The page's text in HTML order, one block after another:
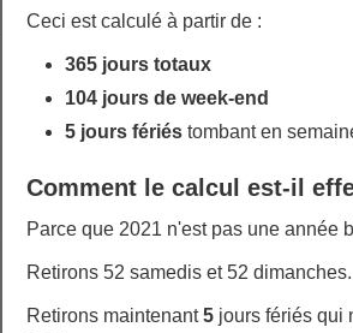
Ceci est calculé à partir de :
365 jours totaux
104 jours de week-end
5 jours fériés tombant en
Comment le calcul est-il
Parce que 2021 n'est pas une année
Retirons 52 samedis et 52
Retirons maintenant5 jours fériés qui